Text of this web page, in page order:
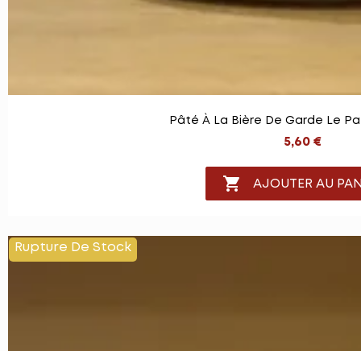
Pâté À La Bière De Garde Le
5,60 €
 AJOUTER AU
Rupture De Stock